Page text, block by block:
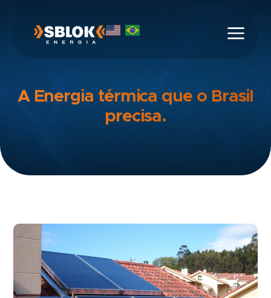
A Energia térmica que o Brasil
precisa.